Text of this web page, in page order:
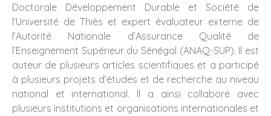
Doctorale Développement Durable et Société de
l’Université de Thiès et expert évaluateur externe de
l’Autorité Nationale d’Assurance Qualité de
l’Enseignement Supérieur du Sénégal (ANAQ-SUP). Il est
auteur de plusieurs articles scientifiques et a participé
à plusieurs projets d’études et de recherche au niveau
national et international. Il a ainsi collaboré avec
plusieurs institutions et organisations internationales et